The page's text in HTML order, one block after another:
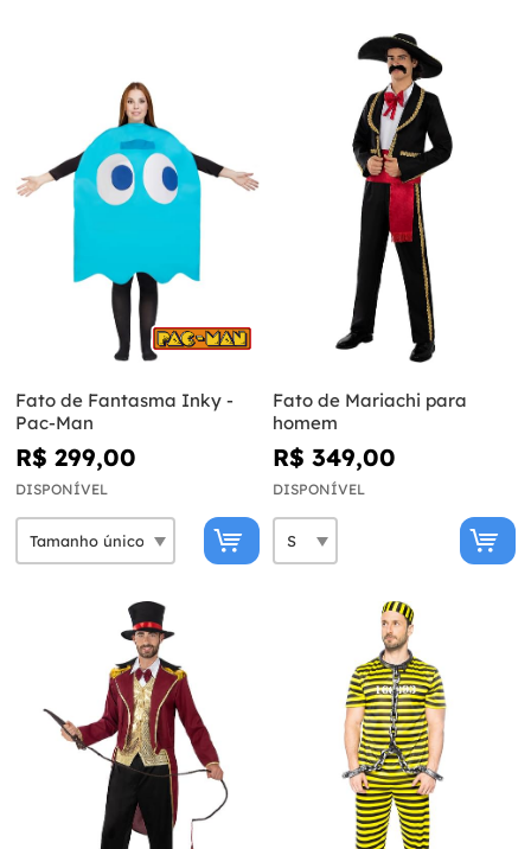
Fato de Fantasma Inky -
Pac-Man
R$ 299,00
DISPONÍVEL
Fato de Mariachi para
homem
R$ 349,00
DISPONÍVEL